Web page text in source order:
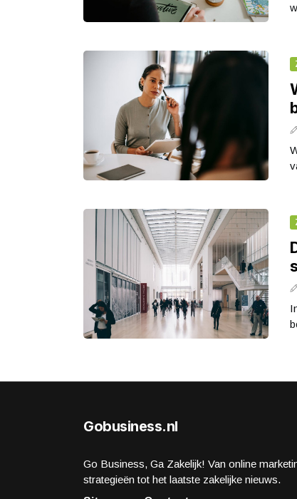
Gobusiness.nl
Go Business, Ga Zakelijk! Van online
strategieën tot het laatste zakelijke nieuws.